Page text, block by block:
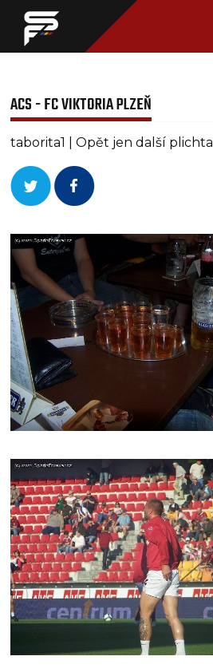
ACS - FC VIKTORIA PLZEŇ
taborita1 | Opět jen další plichta